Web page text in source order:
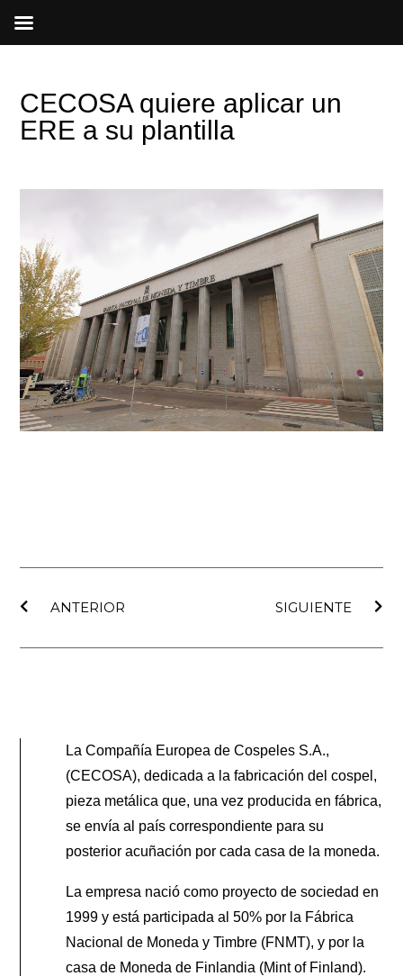
CECOSA quiere aplicar un
ERE a su plantilla
ANTERIOR
SIGUIENTE
La Compañía Europea de Cospeles S.A.,
(CECOSA), dedicada a la fabricación del cospel,
pieza metálica que, una vez producida en fábrica,
se envía al país correspondiente para su
posterior acuñación por cada casa de la moneda.
La empresa nació como proyecto de sociedad en
1999 y está participada al 50% por la Fábrica
Nacional de Moneda y Timbre (FNMT), y por la
casa de Moneda de Finlandia (Mint of Finland).